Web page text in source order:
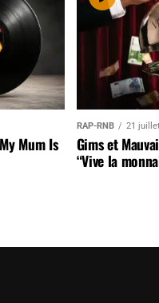
Mum Is
RAP-RNB 21
Gims et
“Vive la